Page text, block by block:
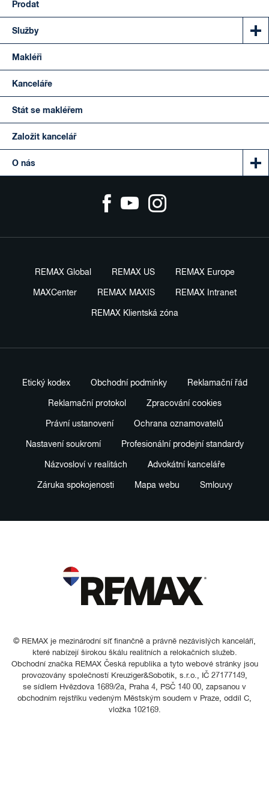
Prodat
Služby
Makléři
Kanceláře
Stát se makléřem
Založit kancelář
O nás
REMAX Global REMAX US REMAX Europe
MAXCenter REMAX MAXIS REMAX Intranet
REMAX Klientská zóna
Etický kodex Obchodní podmínky Reklamační řád
Reklamační protokol Zpracování cookies
Právní ustanovení Ochrana oznamovatelů
Nastavení soukromí Profesionální prodejní standardy
Názvosloví v realitách Advokátní kanceláře
Záruka spokojenosti Mapa webu Smlouvy
© REMAX je mezinárodní síť finančně a právně nezávislých kanceláří,
které nabízejí širokou škálu realitních a relokačních služeb.
Obchodní značka REMAX Česká republika a tyto webové stránky jsou
provozovány společností Kreuziger&Sobotik, s.r.o., IČ 27177149,
se sídlem Hvězdova 1689/2a, Praha 4, PSČ 140 00, zapsanou v
obchodním rejstříku vedeným Městským soudem v Praze, oddíl C,
vložka 102169.